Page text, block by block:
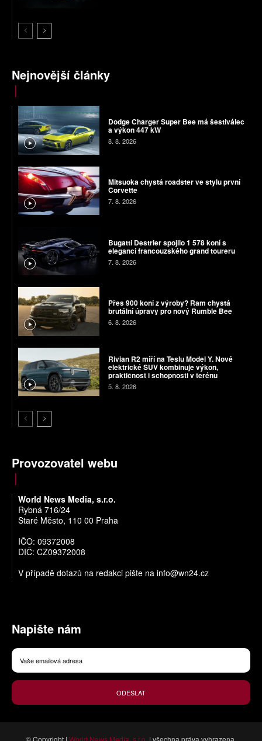
Nejnovější články
Dodge Charger Super Bee má šestiválec
a výkon 447 kW
8. 8. 2026
Mitsuoka chystá roadster ve stylu první
Corvette
7. 8. 2026
Bugatti Destrier spojilo 1 578 koní s
elegancí francouzského grand toureru
7. 8. 2026
Přes 900 koní z výroby? Ram chystá
brutální úpravy pro nový Rumble Bee
6. 8. 2026
Rivian R2 míří na Teslu Model Y. Nové
elektrické SUV kombinuje výkon,
praktičnost i schopnosti v terénu
5. 8. 2026
Provozovatel webu
World News Media, s.r.o.
Rybná 716/24
Staré Město, 110 00 Praha
IČO: 09372008
DIČ: CZ09372008
V případě dotazů na redakci pište na info@wn24.cz
Napište nám
ODESLAT
© Copyright | World News Media, s.r.o. | všechna práva vyhrazena.